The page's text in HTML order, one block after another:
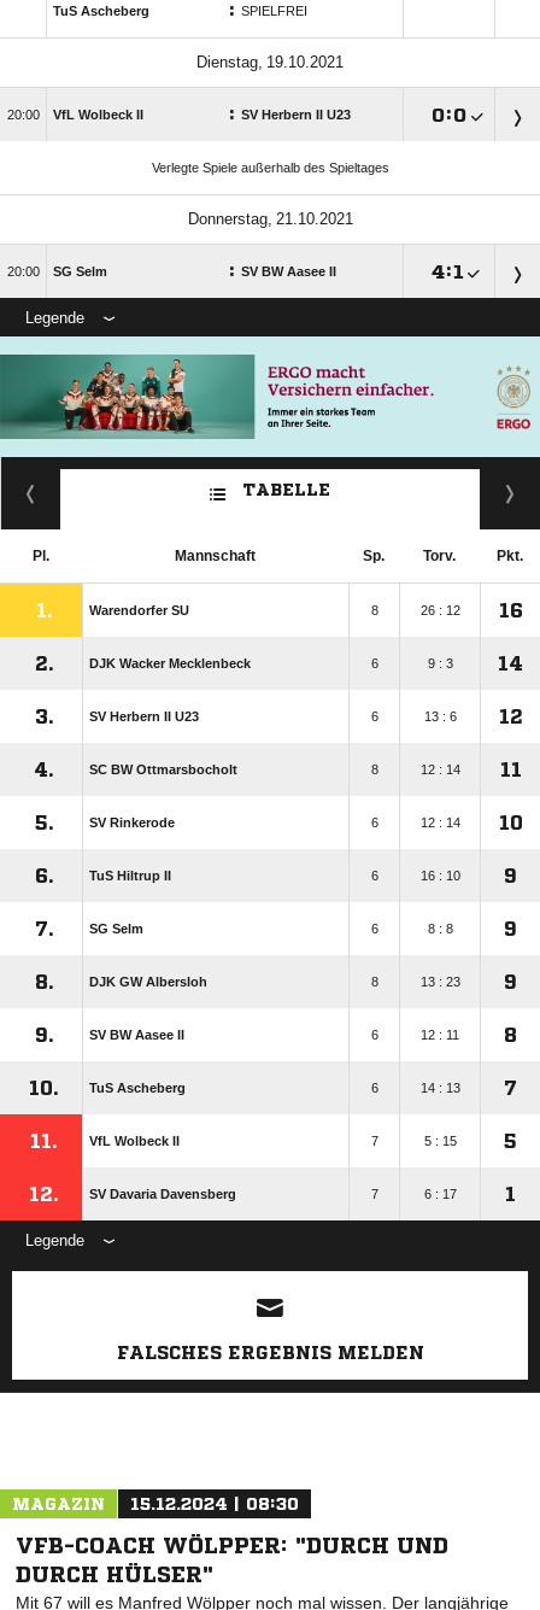
TuS Ascheberg : SPIELFREI
 
 VfL Wolbeck II : SV Herbern II U23 :
Verlegte Spiele außerhalb des Spieltages
 
 SG Selm : SV BW Aasee II :
Legende
TABELLE
Pl. Mannschaft Sp. Torv. Pkt.
1. Warendorfer SU 8 26 : 12 16
2. DJK Wacker Mecklenbeck 6 9 : 3 14
3. SV Herbern II U23 6 13 : 6 12
4. SC BW Ottmarsbocholt 8 12 : 14 11
5. SV Rinkerode 6 12 : 14 10
6. TuS Hiltrup II 6 16 : 10 9
7. SG Selm 6 8 : 8 9
8. DJK GW Albersloh 8 13 : 23 9
9. SV BW Aasee II 6 12 : 11 8
10. TuS Ascheberg 6 14 : 13 7
11. VfL Wolbeck II 7 5 : 15 5
12. SV Davaria Davensberg 7 6 : 17 1
Legende
ANZEIGE
FALSCHES ERGEBNIS MELDEN
MAGAZIN 15.12.2024 | 08:30
VFB-COACH WÖLPPER: "DURCH UND
DURCH HÜLSER"
Mit 67 will es Manfred Wölpper noch mal wissen. Der langjährige